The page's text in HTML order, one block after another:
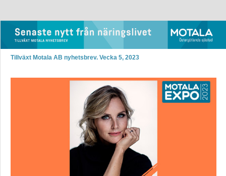
Tillväxt Motala AB nyhetsbrev. Vecka 5, 2023